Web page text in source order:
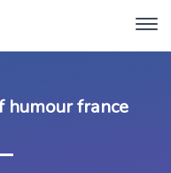
humour france